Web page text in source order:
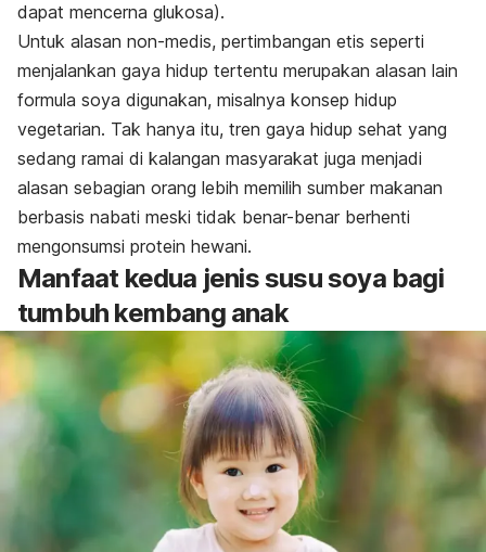
dapat mencerna glukosa).
Untuk alasan non-medis, pertimbangan etis seperti
menjalankan gaya hidup tertentu merupakan alasan lain
formula soya digunakan, misalnya konsep hidup
vegetarian. Tak hanya itu, tren gaya hidup sehat yang
sedang ramai di kalangan masyarakat juga menjadi
alasan sebagian orang lebih memilih sumber makanan
berbasis nabati meski tidak benar-benar berhenti
mengonsumsi protein hewani.
Manfaat kedua jenis susu soya bagi
tumbuh kembang anak